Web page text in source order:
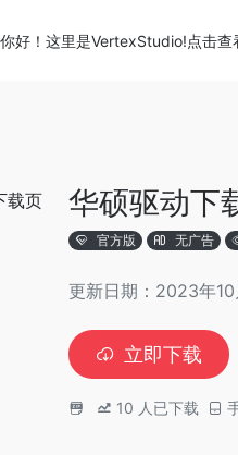
你好！这里是VertexStudio!点击查
华硕驱动下
官方版 无广告
更新日期：2023年10
立即下载
10 人已下载